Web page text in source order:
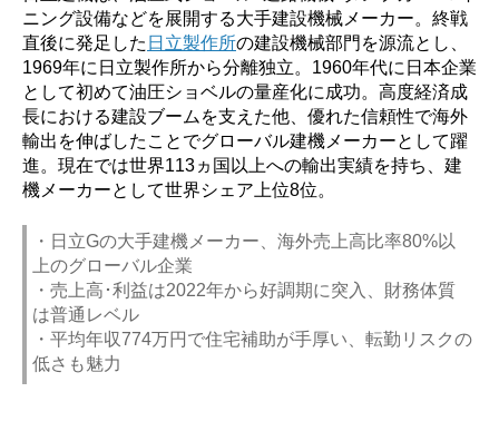
ニング設備などを展開する大手建設機械メーカー。終戦
直後に発足した 日立製作所の建設機械部門を源流とし、
1969年に日立製作所から分離独立。1960年代に日本企業
として初めて油圧ショベルの量産化に成功。高度経済成
長における建設ブームを支えた他、優れた信頼性で海外
輸出を伸ばしたことでグローバル建機メーカーとして躍
進。現在では世界113ヵ国以上への輸出実績を持ち、建
機メーカーとして世界シェア上位8位。
・日立Gの大手建機メーカー、海外売上高比率80%以
上のグローバル企業
・売上高･利益は2022年から好調期に突入、財務体質
は普通レベル
・平均年収774万円で住宅補助が手厚い、転勤リスクの
低さも魅力